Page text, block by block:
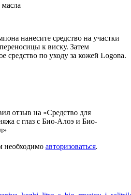
нанесите средство на участки
к виску. Затем
средство по уходу за кожей Logona.
отзыв на «Средство для
с глаз c Био-Алоэ и Био-
необходимо авторизоваться.